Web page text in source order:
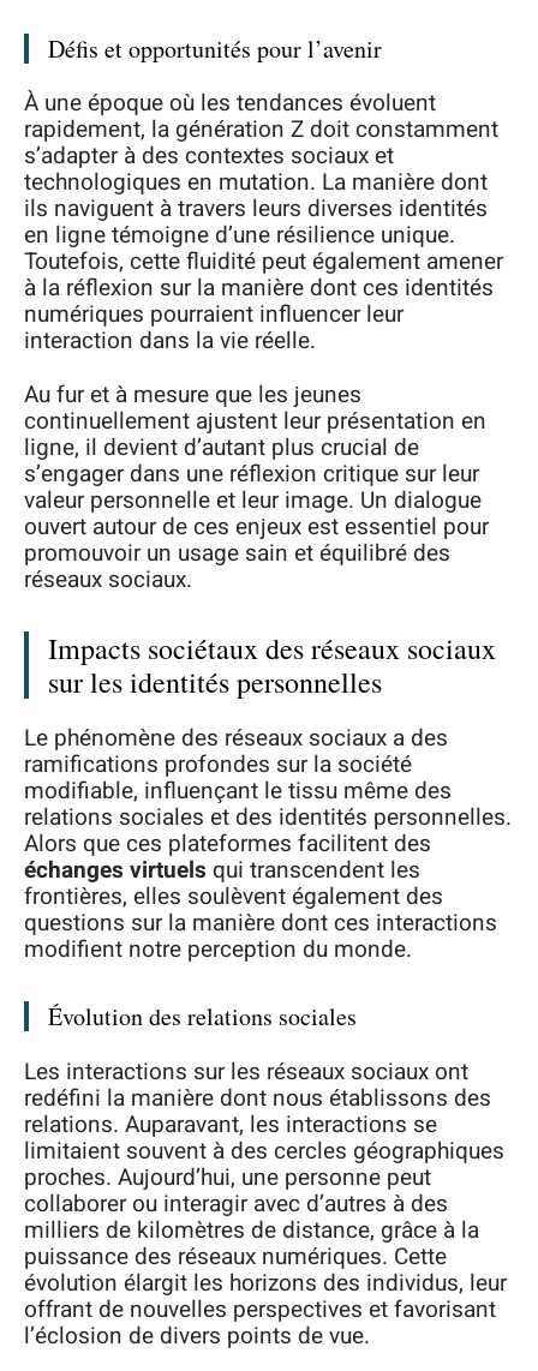
Défis et opportunités pour l’avenir
À une époque où les tendances évoluent
rapidement, la génération Z doit constamment
s’adapter à des contextes sociaux et
technologiques en mutation. La manière dont
ils naviguent à travers leurs diverses identités
en ligne témoigne d’une résilience unique.
Toutefois, cette fluidité peut également amener
à la réflexion sur la manière dont ces identités
numériques pourraient influencer leur
interaction dans la vie réelle.
Au fur et à mesure que les jeunes
continuellement ajustent leur présentation en
ligne, il devient d’autant plus crucial de
s’engager dans une réflexion critique sur leur
valeur personnelle et leur image. Un dialogue
ouvert autour de ces enjeux est essentiel pour
promouvoir un usage sain et équilibré des
réseaux sociaux.
Impacts sociétaux des réseaux sociaux
sur les identités personnelles
Le phénomène des réseaux sociaux a des
ramifications profondes sur la société
modifiable, influençant le tissu même des
relations sociales et des identités personnelles.
Alors que ces plateformes facilitent des
échanges virtuels qui transcendent les
frontières, elles soulèvent également des
questions sur la manière dont ces interactions
modifient notre perception du monde.
Évolution des relations sociales
Les interactions sur les réseaux sociaux ont
redéfini la manière dont nous établissons des
relations. Auparavant, les interactions se
limitaient souvent à des cercles géographiques
proches. Aujourd’hui, une personne peut
collaborer ou interagir avec d’autres à des
milliers de kilomètres de distance, grâce à la
puissance des réseaux numériques. Cette
évolution élargit les horizons des individus, leur
offrant de nouvelles perspectives et favorisant
l’éclosion de divers points de vue.